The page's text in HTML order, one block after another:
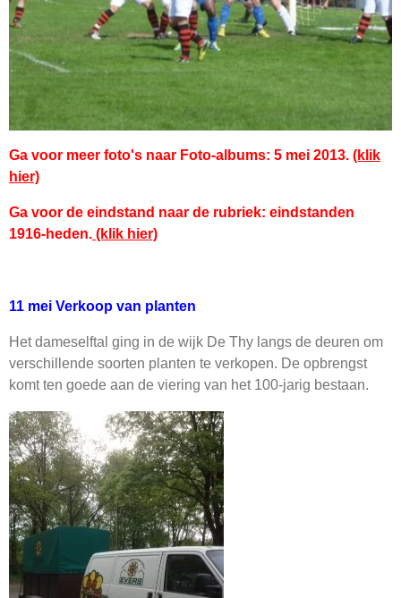
Ga voor meer foto's naar Foto-albums: 5 mei 2013. (klik
hier)
Ga voor de eindstand naar de rubriek: eindstanden
1916-heden. (klik hier)
11 mei Verkoop van planten
Het dameselftal ging in de wijk De Thy langs de deuren om
verschillende soorten planten te verkopen. De opbrengst
komt ten goede aan de viering van het 100-jarig bestaan.